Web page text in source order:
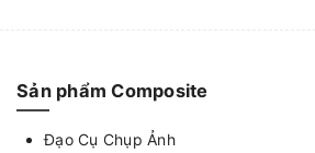
Sản phẩm Composite
Đạo Cụ Chụp Ảnh